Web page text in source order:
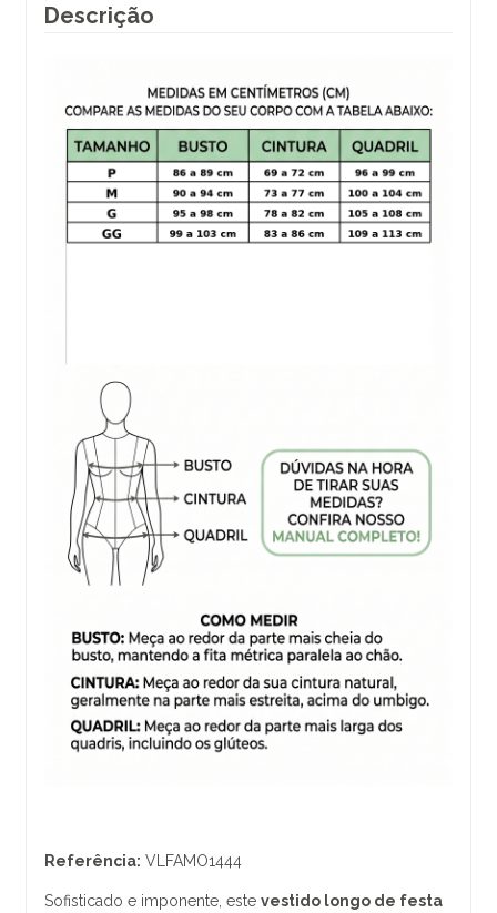
Descrição
Referência: VLFAMO1444
Sofisticado e imponente, este vestido longo de festa